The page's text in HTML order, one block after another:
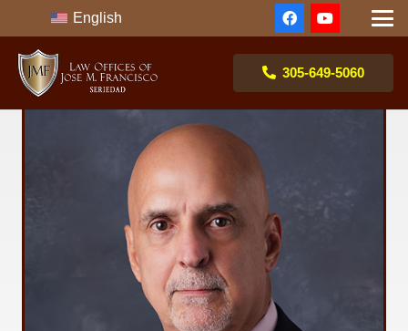
English
305-649-5060